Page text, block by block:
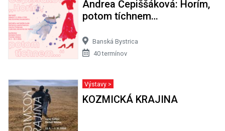
Andrea Čepiššáková: Horím,
potom tíchnem…
Banská Bystrica
40 termínov
Výstavy >
KOZMICKÁ KRAJINA